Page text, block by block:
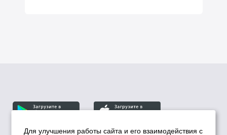
Для улучшения работы сайта и его взаимодействия с